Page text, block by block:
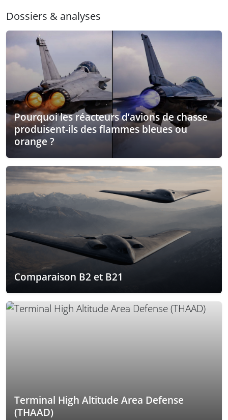
Dossiers & analyses
Pourquoi les réacteurs d’avions de chasse
produisent-ils des flammes bleues ou
orange ?
Comparaison B2 et B21
Terminal High Altitude Area Defense
(THAAD)